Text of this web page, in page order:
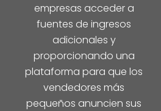
empresas acceder a
fuentes de ingresos
adicionales y
proporcionando una
plataforma para que los
vendedores más
pequeños anuncien sus